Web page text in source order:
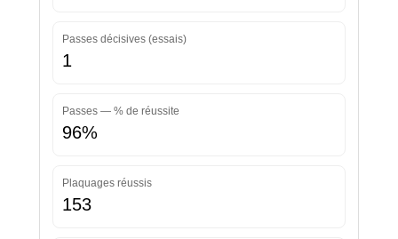
Passes décisives (essais)
1
Passes — % de réussite
96%
Plaquages réussis
153